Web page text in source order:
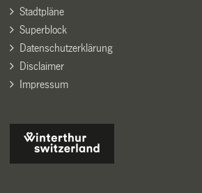
Stadtpläne
Superblock
Datenschutzerklärung
Disclaimer
Impressum